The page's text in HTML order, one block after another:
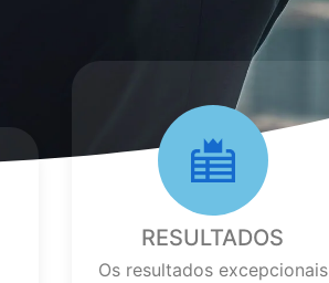
RESULTADOS
Os resultados excepcionais